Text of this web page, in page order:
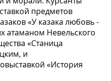
предметов
«У казака любовь -
атаманом Невельского
«Станица
и
«История